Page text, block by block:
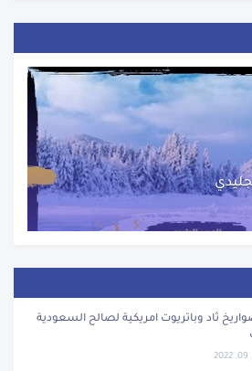
ثاد وباتريوت امريكية لصالح السعودية